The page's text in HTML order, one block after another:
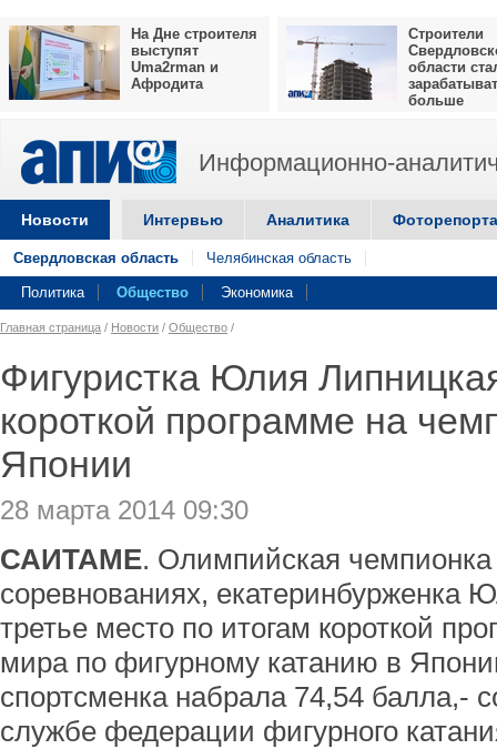
На Дне строителя
выступят
Uma2rman и
Афродита
Строители
области
больше
Информационно-
Новости Интервью Аналитика
Свердловская область Челябинская область
Политика Общество Экономика
Главная страница / Новости / Общество /
Фигуристка Юлия
короткой программе на
Японии
28 марта 2014 09:30
САИТАМЕ. Олимпийская
соревнованиях, екатеринбурженка
третье место по итогам короткой
мира по фигурному катанию в
спортсменка набрала 74,54 балла,-
службе федерации фигурного